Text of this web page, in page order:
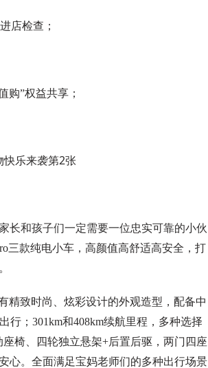
店检查；
购”权益共享；
长和孩子们一定需要一位忠实可靠的小伙
三款纯电小车，高颜值高舒适高安全，打
精致时尚、炫彩设计的外观造型，配备中
；301km和408km续航里程，多种选择
椅、四轮独立悬架+后置后驱，两门四座
心。全面满足宝妈老师们的多种出行场景